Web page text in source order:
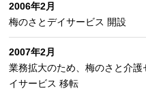
2006年2月
梅のさとデイサービス 開設
2007年2月
業務拡大のため、梅のさと介
イサービス 移転